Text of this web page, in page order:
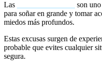
Las
son
para soñar en grande y tomar
miedos más profundos.
Estas excusas surgen de
probable que evites cualquier
segura.